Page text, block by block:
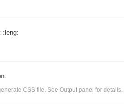
:leng:
CSS file. See Output panel for details.